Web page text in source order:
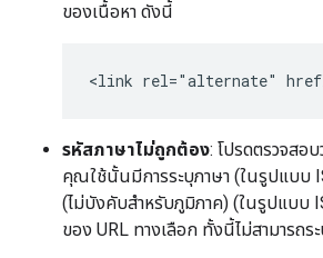
ของเนื้อหา ดังนี้
<link rel="alternate"
รหัสภาษาไม่ถูกต้อง: โปรดตรวจสอ
คุณใช้นั้นมีการระบุภาษา (ในรูปแบบ
(ไม่บังคับสำหรับภูมิภาค) (ในรูปแบบ
ของ URL ทางเลือก ทั้งนี้ไม่สามารถร